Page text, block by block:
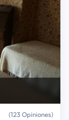
(123 Opiniones)